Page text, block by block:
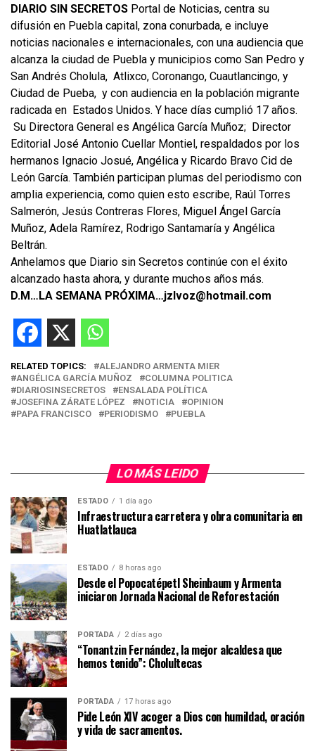
DIARIO SIN SECRETOS Portal de Noticias, centra su
difusión en Puebla capital, zona conurbada, e incluye
noticias nacionales e internacionales, con una audiencia que
alcanza la ciudad de Puebla y municipios como San Pedro y
San Andrés Cholula, Atlixco, Coronango, Cuautlancingo, y
Ciudad de Pueba, y con audiencia en la población migrante
radicada en Estados Unidos. Y hace días cumplió 17 años.
Su Directora General es Angélica García Muñoz; Director
Editorial José Antonio Cuellar Montiel, respaldados por los
hermanos Ignacio Josué, Angélica y Ricardo Bravo Cid de
León García. También participan plumas del periodismo con
amplia experiencia, como quien esto escribe, Raúl Torres
Salmerón, Jesús Contreras Flores, Miguel Ángel García
Muñoz, Adela Ramírez, Rodrigo Santamaría y Angélica
Beltrán.
Anhelamos que Diario sin Secretos continúe con el éxito
alcanzado hasta ahora, y durante muchos años más.
D.M…LA SEMANA PRÓXIMA…jzlvoz@hotmail.com
RELATED TOPICS:
ALEJANDRO ARMENTA MIER
ANGÉLICA GARCÍA MUÑOZ
COLUMNA POLITICA
DIARIOSINSECRETOS
ENSALADA POLÍTICA
JOSEFINA ZÁRATE LÓPEZ
NOTICIA
OPINION
PAPA FRANCISCO
PERIODISMO PUEBLA
LO MÁS LEIDO
ESTADO 1 día ago
Infraestructura carretera y obra comunitaria en
Huatlatlauca
ESTADO 8 horas ago
Desde el Popocatépetl Sheinbaum y Armenta
iniciaron Jornada Nacional de Reforestación
PORTADA 2 días ago
“Tonantzin Fernández, la mejor alcaldesa que
hemos tenido”: Cholultecas
PORTADA 17 horas ago
Pide León XIV acoger a Dios con humildad, oración
y vida de sacramentos.